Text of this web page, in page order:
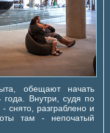
обещают начать
года. Внутри, судя по
снято, разграблено и
там - непочатый